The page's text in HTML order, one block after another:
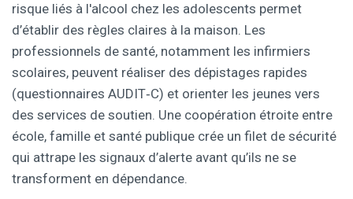
risque liés à l'alcool chez les adolescents permet
d’établir des règles claires à la maison. Les
professionnels de santé, notamment les infirmiers
scolaires, peuvent réaliser des dépistages rapides
(questionnaires AUDIT‑C) et orienter les jeunes vers
des services de soutien. Une coopération étroite entre
école, famille et santé publique crée un filet de sécurité
qui attrape les signaux d’alerte avant qu’ils ne se
transforment en dépendance.